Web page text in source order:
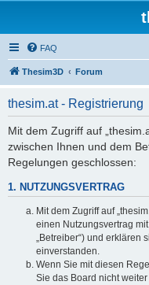
FAQ
Thesim3D Forum
thesim.at - Registrierung
Mit dem Zugriff auf
zwischen Ihnen und dem
Regelungen geschlossen:
1. NUTZUNGSVERTRAG
Mit dem Zugriff auf
einen Nutzungsvertrag
„Betreiber“) und erklären
einverstanden.
Wenn Sie mit diesen
Sie das Board nicht